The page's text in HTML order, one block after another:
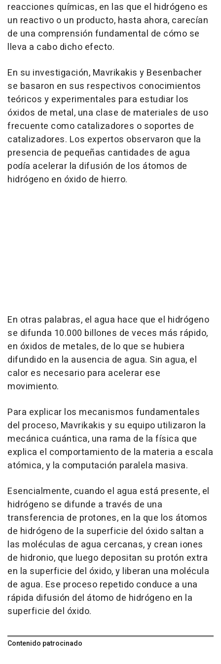
reacciones químicas, en las que el hidrógeno es
un reactivo o un producto, hasta ahora, carecían
de una comprensión fundamental de cómo se
lleva a cabo dicho efecto.
En su investigación, Mavrikakis y Besenbacher
se basaron en sus respectivos conocimientos
teóricos y experimentales para estudiar los
óxidos de metal, una clase de materiales de uso
frecuente como catalizadores o soportes de
catalizadores. Los expertos observaron que la
presencia de pequeñas cantidades de agua
podía acelerar la difusión de los átomos de
hidrógeno en óxido de hierro.
En otras palabras, el agua hace que el hidrógeno
se difunda 10.000 billones de veces más rápido,
en óxidos de metales, de lo que se hubiera
difundido en la ausencia de agua. Sin agua, el
calor es necesario para acelerar ese
movimiento.
Para explicar los mecanismos fundamentales
del proceso, Mavrikakis y su equipo utilizaron la
mecánica cuántica, una rama de la física que
explica el comportamiento de la materia a escala
atómica, y la computación paralela masiva.
Esencialmente, cuando el agua está presente, el
hidrógeno se difunde a través de una
transferencia de protones, en la que los átomos
de hidrógeno de la superficie del óxido saltan a
las moléculas de agua cercanas, y crean iones
de hidronio, que luego depositan su protón extra
en la superficie del óxido, y liberan una molécula
de agua. Ese proceso repetido conduce a una
rápida difusión del átomo de hidrógeno en la
superficie del óxido.
Contenido patrocinado